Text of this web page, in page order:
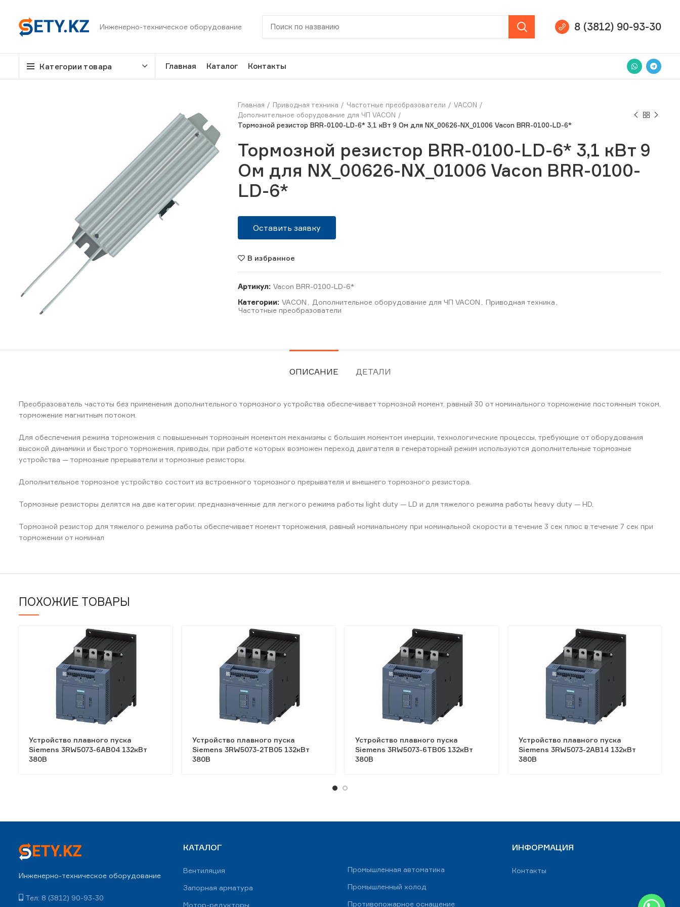
Инженерно-техническое оборудование 8 (3812) 90-93-30
Категории товара Главная Каталог Контакты
Главная Приводная техника Частотные преобразователи
VACON
Дополнительное оборудование для ЧП VACON
Тормозной резистор BRR-0100-LD-6* 3,1 кВт 9 Ом для NX_00626-NX_01006 Vacon BRR-0100-LD-6*
Тормозной резистор BRR-0100-LD-6* 3,1 кВт 9
Ом для NX_00626-NX_01006 Vacon BRR-0100-
LD-6*
Оставить заявку
В избранное
Артикул: Vacon BRR-0100-LD-6*
Категории: VACON Дополнительное оборудование для ЧП VACON Приводная техника
Частотные преобразователи
ОПИСАНИЕ ДЕТАЛИ
Преобразователь частоты без применения дополнительного тормозного устройства обеспечивает тормозной момент, равный 30 от номинального торможение постоянным током,
торможение магнитным потоком.
Для обеспечения режима торможения с повышенным тормозным моментом механизмы с большим моментом инерции, технологические процессы, требующие от оборудования
высокой динамики и быстрого торможения, приводы, при работе которых возможен переход двигателя в генераторный режим используются дополнительные тормозные
устройства — тормозные прерыватели и тормозные резисторы.
Дополнительное тормозное устройство состоит из встроенного тормозного прерывателя и внешнего тормозного резистора.
Тормозные резисторы делятся на две категории: предназначенные для легкого режима работы light duty — LD и для тяжелого режима работы heavy duty — HD.
Тормозной резистор для тяжелого режима работы обеспечивает момент торможения, равный номинальному при номинальной скорости в течение 3 сек плюс в течение 7 сек при
торможении от номинал
ПОХОЖИЕ ТОВАРЫ
Устройство плавного пуска
Siemens 3RW5073-6AB04 132кВт
380В
Устройство плавного пуска
Siemens 3RW5073-2TB05 132кВт
380В
Устройство плавного пуска
Siemens 3RW5073-6TB05 132кВт
380В
Устройство плавного пуска
Siemens 3RW5073-2AB14 132кВт
380В
Инженерно-техническое оборудование
Тел: 8 (3812) 90-93-30
КАТАЛОГ
Вентиляция
Запорная арматура
Мотор-редукторы
Промышленная автоматика
Промышленный холод
Противопожарное оснащение
ИНФОРМАЦИЯ
Контакты
WhatsApp